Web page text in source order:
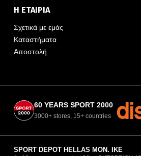
Η ΕΤΑΙΡΙΑ
Σχετικά με εμάς
Καταστήματα
Αποστολή
60 YEARS SPORT 2000
3000+ stores, 15+ countries
SPORT DEPOT HELLAS ΜΟΝ. ΙΚΕ